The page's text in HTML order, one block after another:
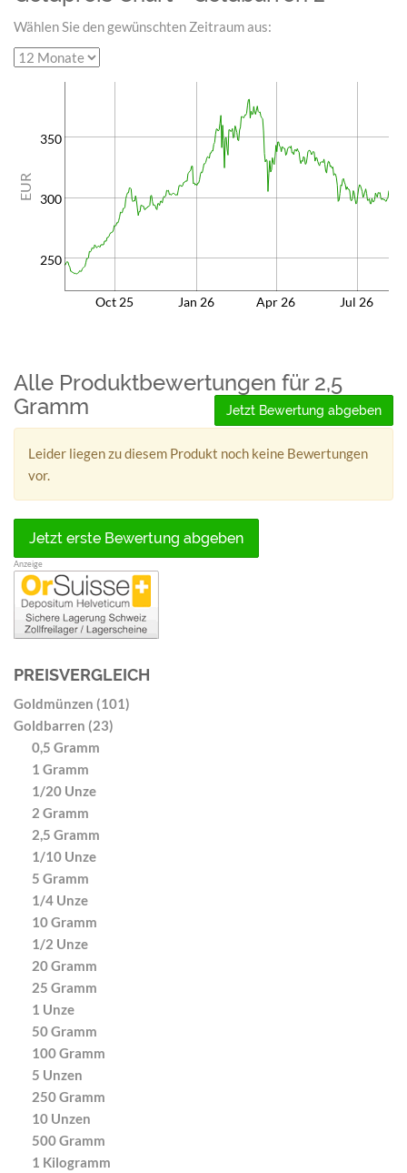
Wählen Sie den gewünschten Zeitraum aus:
250
300
350
Oct 25 Jan 26 Apr 26 Jul 26
EUR
Alle Produktbewertungen für 2,5
Gramm
Jetzt Bewertung abgeben
Leider liegen zu diesem Produkt noch keine Bewertungen
vor.
Jetzt erste Bewertung abgeben
Anzeige
PREISVERGLEICH
Goldmünzen (101)
Goldbarren (23)
0,5 Gramm
1 Gramm
1/20 Unze
2 Gramm
2,5 Gramm
1/10 Unze
5 Gramm
1/4 Unze
10 Gramm
1/2 Unze
20 Gramm
25 Gramm
1 Unze
50 Gramm
100 Gramm
5 Unzen
250 Gramm
10 Unzen
500 Gramm
1 Kilogramm